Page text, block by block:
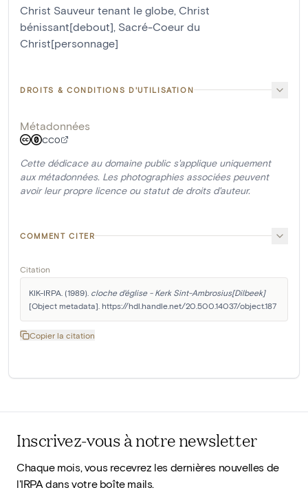
Christ Sauveur tenant le globe, Christ
bénissant[debout], Sacré-Coeur du
Christ[personnage]
DROITS & CONDITIONS D'UTILISATION
Métadonnées
CC0
Cette dédicace au domaine public s'applique uniquement
aux métadonnées. Les photographies associées peuvent
avoir leur propre licence ou statut de droits d'auteur.
COMMENT CITER
Citation
KIK-IRPA. (1989). cloche d'église - Kerk Sint-Ambrosius[Dilbeek]
[Object metadata]. https://hdl.handle.net/20.500.14037/object.187
Copier la citation
Inscrivez-vous à notre newsletter
Chaque mois, vous recevrez les dernières nouvelles de
l'IRPA dans votre boîte mails.